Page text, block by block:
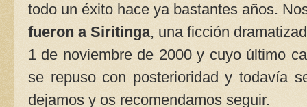
todo un éxito hace ya bastantes años.
fueron a Siritinga, una ficción
1 de noviembre de 2000 y cuyo último
se repuso con posterioridad y todavía
dejamos y os recomendamos seguir.